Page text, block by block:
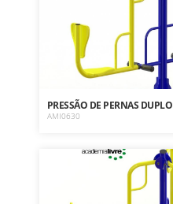
PRESSÃO DE PERNAS DUPLO
AMI0630